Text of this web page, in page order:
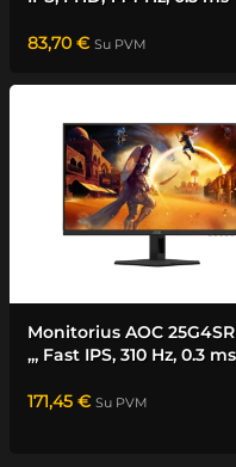
83,70 € Su PVM
Monitorius AOC
„, Fast IPS, 310 Hz, 0.3 ms
171,45 € Su PVM